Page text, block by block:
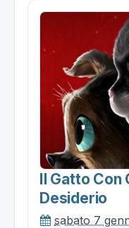
Il Gatto Con
Desiderio
sabato 7